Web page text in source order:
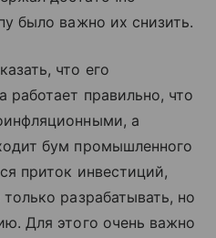
было важно их снизить.
что его
работает правильно, что
а
бум промышленного
приток инвестиций,
разрабатывать, но
Для этого очень важно